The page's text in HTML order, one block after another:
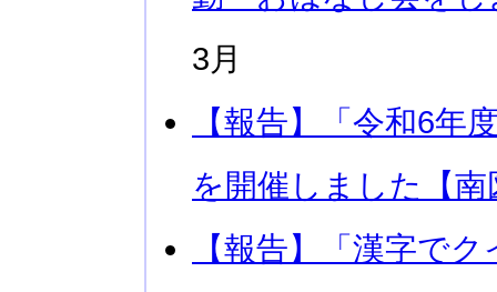
3月
【報告】「令和6年
を開催しました【南
【報告】「漢字で